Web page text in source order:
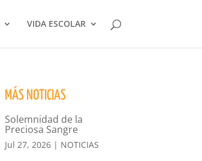
VIDA ESCOLAR
MÁS NOTICIAS
Solemnidad de la
Preciosa Sangre
Jul 27, 2026 | NOTICIAS